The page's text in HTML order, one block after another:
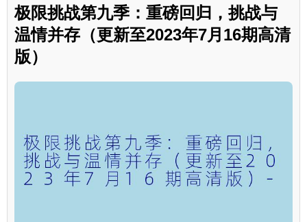
极限挑战第九季：重磅回归，挑战与
温情并存（更新至2023年7月16期高清
版）